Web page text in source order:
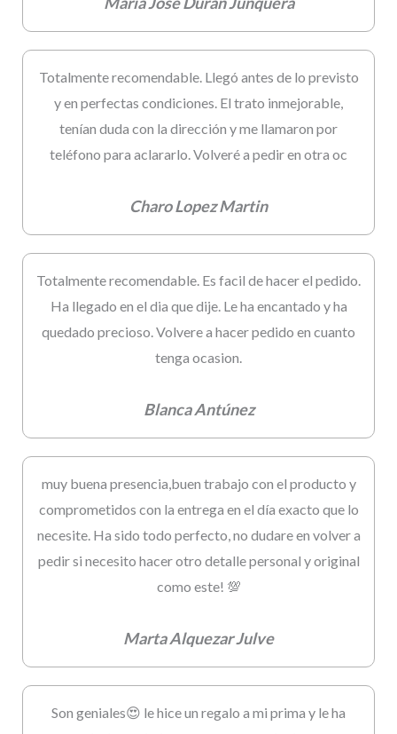
Totalmente recomendable. Llegó antes de lo previsto
y en perfectas condiciones. El trato inmejorable,
tenían duda con la dirección y me llamaron por
teléfono para aclararlo. Volveré a pedir en otra oc
Charo Lopez Martin
Totalmente recomendable. Es facil de hacer el pedido.
Ha llegado en el dia que dije. Le ha encantado y ha
quedado precioso. Volvere a hacer pedido en cuanto
tenga ocasion.
Blanca Antúnez
muy buena presencia,buen trabajo con el producto y
comprometidos con la entrega en el día exacto que lo
necesite. Ha sido todo perfecto, no dudare en volver a
pedir si necesito hacer otro detalle personal y original
como este! 💯
Marta Alquezar Julve
Son geniales😍 le hice un regalo a mi prima y le ha